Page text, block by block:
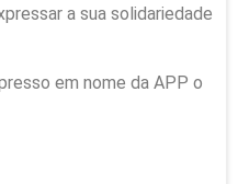
a sua solidariedade
em nome da APP o